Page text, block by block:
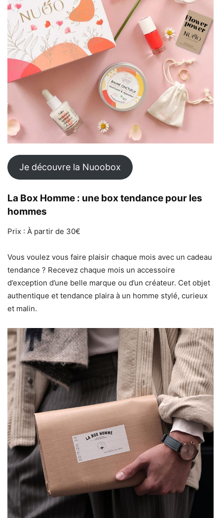
Je découvre la Nuoobox
La Box Homme : une box tendance pour les
hommes
Prix : À partir de 30€
Vous voulez vous faire plaisir chaque mois avec un cadeau
tendance ? Recevez chaque mois un accessoire
d’exception d’une belle marque ou d’un créateur. Cet objet
authentique et tendance plaira à un homme stylé, curieux
et malin.